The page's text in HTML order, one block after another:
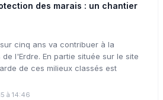
des marais : un chantier
cinq ans va contribuer à la
l'Erdre. En partie située sur le site
de ces milieux classés est
à 14:46